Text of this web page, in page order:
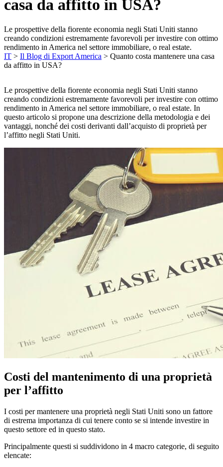
casa da affitto in USA?
Le prospettive della fiorente economia negli Stati Uniti stanno
creando condizioni estremamente favorevoli per investire con ottimo
rendimento in America nel settore immobiliare, o real estate.
IT > Il Blog di Export America > Quanto costa mantenere una casa
da affitto in USA?
Le prospettive della fiorente economia negli Stati Uniti stanno
creando condizioni estremamente favorevoli per investire con ottimo
rendimento in America nel settore immobiliare, o real estate. In
questo articolo si propone una descrizione della metodologia e dei
vantaggi, nonché dei costi derivanti dall’acquisto di proprietà per
l’affitto negli Stati Uniti.
Costi del mantenimento di una proprietà
per l’affitto
I costi per mantenere una proprietà negli Stati Uniti sono un fattore
di estrema importanza di cui tenere conto se si intende investire in
questo settore ed in questo stato.
Principalmente questi si suddividono in 4 macro categorie, di seguito
elencate: